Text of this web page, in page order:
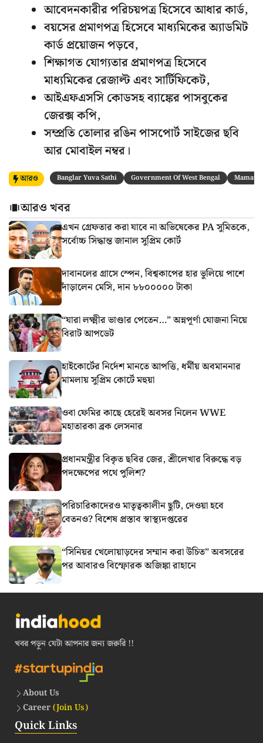
আবেদনকারীর পরিচয়পত্র হিসেবে আধার কার্ড,
বয়সের প্রমাণপত্র হিসেবে মাধ্যমিকের অ্যাডমিট
কার্ড প্রয়োজন পড়বে,
শিক্ষাগত যোগ্যতার প্রমাণপত্র হিসেবে
মাধ্যমিকের রেজাল্ট এবং সার্টিফিকেট,
আইএফএসসি কোডসহ ব্যাঙ্কের পাসবুকের
জেরক্স কপি,
সম্প্রতি তোলার রঙিন পাসপোর্ট সাইজের ছবি
আর মোবাইল নম্বর।
আরও Banglar Yuva Sathi Government Of West Bengal Mamata
আরও খবর
এখন গ্রেফতার করা যাবে না অভিষেকের PA সুমিতকে,
সর্বোচ্চ সিদ্ধান্ত জানাল সুপ্রিম কোর্ট
দাবানলের গ্রাসে স্পেন, বিশ্বকাপের হার ভুলিয়ে পাশে
দাঁড়ালেন মেসি, দান ৮৮০০০০০ টাকা
“যারা লক্ষ্মীর ভাণ্ডার পেতেন…” অন্নপূর্ণা যোজনা নিয়ে
বিরাট আপডেট
হাইকোর্টের নির্দেশ মানতে আপত্তি, ধর্মীয় অবমাননার
মামলায় সুপ্রিম কোর্টে মহুয়া
ওবা ফেমির কাছে হেরেই অবসর নিলেন WWE
মহাতারকা ব্রক লেসনার
প্রধানমন্ত্রীর বিকৃত ছবির জের, শ্রীলেখার বিরুদ্ধে বড়
পদক্ষেপের পথে পুলিশ?
পরিচারিকাদেরও মাতৃত্বকালীন ছুটি, দেওয়া হবে
বেতনও? বিশেষ প্রস্তাব স্বাস্থ্যদপ্তরের
“সিনিয়র খেলোয়াড়দের সম্মান করা উচিত” অবসরের
পর আবারও বিস্ফোরক অজিঙ্কা রাহানে
খবর পড়ুন যেটা আপনার জন্য জরুরি !!
About Us
Career(Join Us)
Quick Links